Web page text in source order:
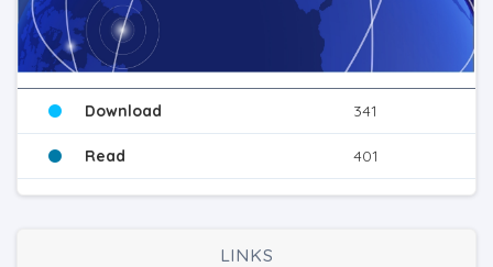
Download 341
Read 401
LINKS